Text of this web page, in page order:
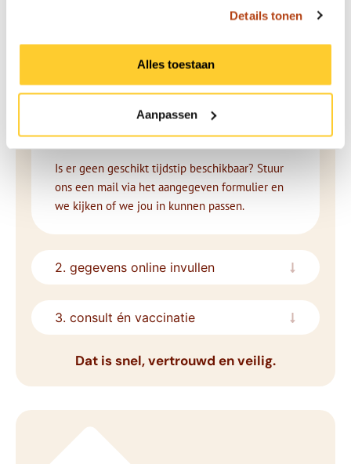
Details tonen
Alles toestaan
Aanpassen
met Travel Doctor:
Selecteer een vestiging bij je in de buurt, en
mail een bevestiging van het consult en
vaccinatie.
Is er geen geschikt tijdstip beschikbaar? Stuur
ons een mail via het aangegeven formulier en
we kijken of we jou in kunnen passen.
2. gegevens online invullen
3. consult én vaccinatie
Dat is snel, vertrouwd en veilig.